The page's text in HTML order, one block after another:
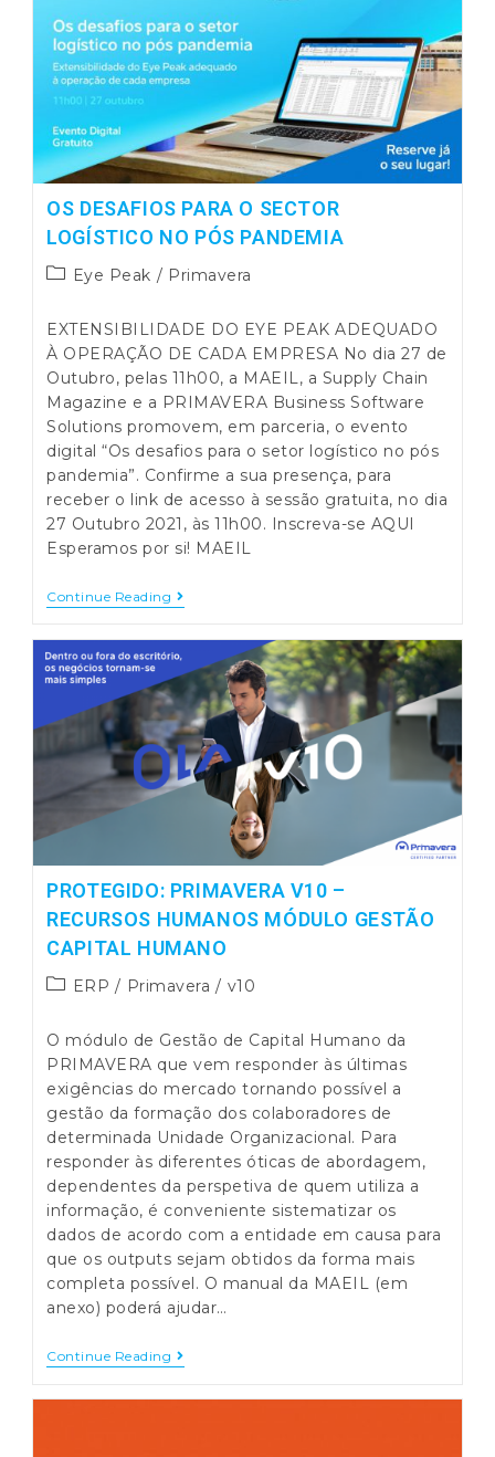
Na
Gestão
De
Armazém
OS DESAFIOS PARA O SECTOR
LOGÍSTICO NO PÓS PANDEMIA
PostEye Peak / Primavera
EXTENSIBILIDADE DO EYE PEAK ADEQUADO
À OPERAÇÃO DE CADA EMPRESA No dia 27 de
Outubro, pelas 11h00, a MAEIL, a Supply Chain
Magazine e a PRIMAVERA Business Software
Solutions promovem, em parceria, o evento
digital “Os desafios para o setor logístico no pós
pandemia”. Confirme a sua presença, para
receber o link de acesso à sessão gratuita, no dia
27 Outubro 2021, às 11h00. Inscreva-se AQUI
Esperamos por si! MAEIL
Continue Reading OS
DESAFIOS
O
SECTOR
LOGÍSTICO
NO
PÓS
PANDEMIA
PROTEGIDO: PRIMAVERA V10 –
RECURSOS HUMANOS MÓDULO GESTÃO
CAPITAL HUMANO
PostERP / Primavera / v10
O módulo de Gestão de Capital Humano da
PRIMAVERA que vem responder às últimas
exigências do mercado tornando possível a
gestão da formação dos colaboradores de
determinada Unidade Organizacional. Para
responder às diferentes óticas de abordagem,
dependentes da perspetiva de quem utiliza a
informação, é conveniente sistematizar os
dados de acordo com a entidade em causa para
que os outputs sejam obtidos da forma mais
completa possível. O manual da MAEIL (em
anexo) poderá ajudar…
Continue Reading Protegido:
PRIMAVERA